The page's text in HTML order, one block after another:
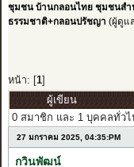
ชุมชน บ้านกลอนไทย ชุมชนสำ
ธรรมชาติ+กลอนปรัชญา (ผู้ดูแ
หน้า: [ 1]
ผู้เขียน
0 สมาชิก และ 1 บุคคลทั่ว
27 มกราคม 2025, 04:35:PM
กวินพัฒน์